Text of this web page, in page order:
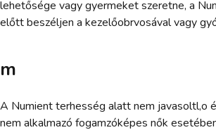
lehetősége vagy gyermeket szeretne, a
előtt beszéljen a kezelőobrvosával vagy
m
A Numient terhesség alatt nem javasoltl,o
nem alkalmazó fogamzóképes nők